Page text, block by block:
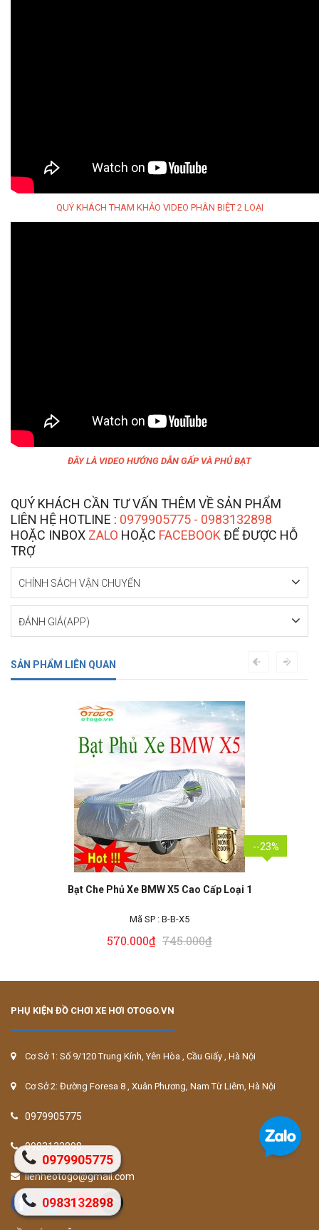
QUÝ KHÁCH THAM KHẢO VIDEO PHÂN BIỆT 2 LOẠI
ĐÂY LÀ VIDEO HƯỚNG DẪN GẤP VÀ PHỦ BẠT
QUÝ KHÁCH CẦN TƯ VẤN THÊM VỀ SẢN PHẨM
LIÊN HỆ HOTLINE : 0979905775 - 0983132898
HOẶC INBOX ZALO HOẶC FACEBOOK ĐỂ ĐƯỢC HỖ
TRỢ
CHÍNH SÁCH VẬN CHUYỂN
ĐÁNH GIÁ(APP)
SẢN PHẨM LIÊN QUAN
--23%
Bạt Che Phủ Xe BMW X4 Cao Cấp Loại 1
Mã SP : B-B-X4
570.000₫ 745.000₫
PHỤ KIỆN ĐỒ CHƠI XE HƠI OTOGO.VN
Cơ Sở 1: Số 9/120 Trung Kính, Yên Hòa , Cầu Giấy , Hà Nội
Cơ Sở 2: Đường Foresa 8 , Xuân Phương, Nam Từ Liêm, Hà Nội
0979905775
0983132898
lienheotogo@gmail.com
0979905775
0983132898